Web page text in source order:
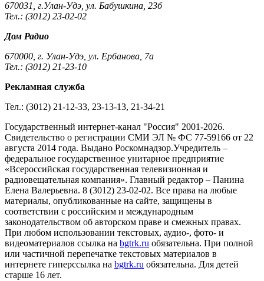
670031, г.Улан-Удэ, ул. Бабушкина, 23б
Тел.: (3012) 23-02-02
Дом Радио
670000, г. Улан-Удэ, ул. Ербанова, 7а
Тел.: (3012) 21-23-10
Рекламная служба
Тел.: (3012) 21-12-33, 23-13-13, 21-34-21
Государственный интернет-канал "Россия" 2001-2026.
Cвидетельство о регистрации СМИ ЭЛ № ФС 77-59166 от 22
августа 2014 года. Выдано Роскомнадзор.Учредитель –
федеральное государственное унитарное предприятие
«Всероссийская государственная телевизионная и
радиовещательная компания». Главный редактор – Панина
Елена Валерьевна. 8 (3012) 23-02-02. Все права на любые
материалы, опубликованные на сайте, защищены в
соответствии с российским и международным
законодательством об авторском праве и смежных правах.
При любом использовании текстовых, аудио-, фото- и
видеоматериалов ссылка на bgtrk.ru обязательна. При полной
или частичной перепечатке текстовых материалов в
интернете гиперссылка на bgtrk.ru обязательна. Для детей
старше 16 лет.